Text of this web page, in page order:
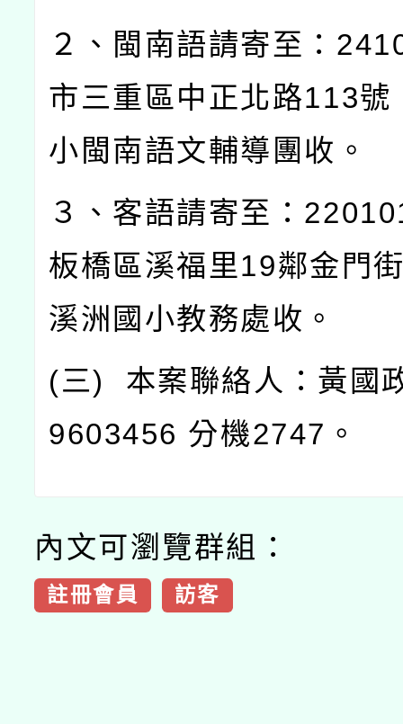
２、閩南語請寄至：
市三重區中正北路113號
小閩南語文輔導團收。
３、客語請寄至：
板橋區溪福里19鄰金門
溪洲國小教務處收。
(三) 本案聯絡人：黃國
9603456 分機2747 。
內文可瀏覽群組：
註冊會員 訪客